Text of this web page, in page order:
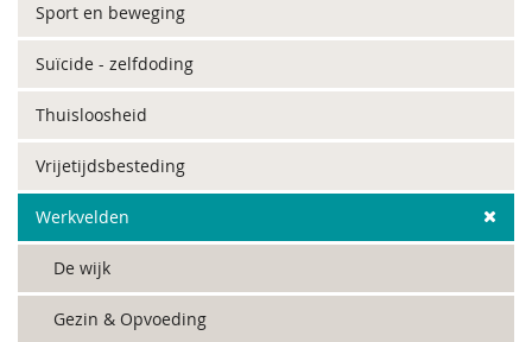
Sport en beweging
Suïcide - zelfdoding
Thuisloosheid
Vrijetijdsbesteding
Werkvelden
De wijk
Gezin & Opvoeding